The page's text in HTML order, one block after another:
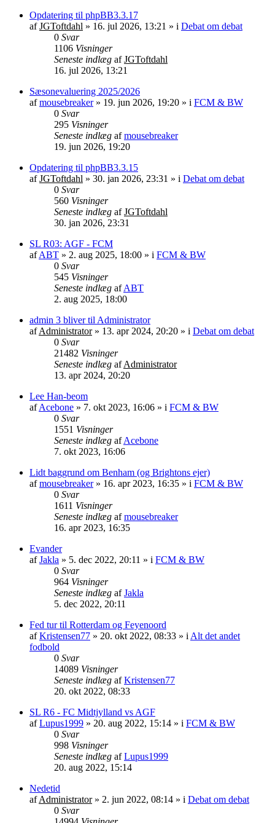
Opdatering til phpBB3.3.17
afJGToftdahl » 16. jul 2026, 13:21 » i Debat om debat
0 Svar
1106 Visninger
Seneste indlæg afJGToftdahl
16. jul 2026, 13:21
Sæsonevaluering 2025/2026
afmousebreaker» 19. jun 2026, 19:20 » i FCM & BW
0 Svar
295 Visninger
Seneste indlæg afmousebreaker
19. jun 2026, 19:20
Opdatering til phpBB3.3.15
afJGToftdahl » 30. jan 2026, 23:31 » i Debat om debat
0 Svar
560 Visninger
Seneste indlæg afJGToftdahl
30. jan 2026, 23:31
SL R03: AGF - FCM
afABT » 2. aug 2025, 18:00 » i FCM & BW
0 Svar
545 Visninger
Seneste indlæg afABT
2. aug 2025, 18:00
admin 3 bliver til Administrator
afAdministrator» 13. apr 2024, 20:20 » i Debat om debat
0 Svar
21482 Visninger
Seneste indlæg afAdministrator
13. apr 2024, 20:20
Lee Han-beom
afAcebone » 7. okt 2023, 16:06 » i FCM & BW
0 Svar
1551 Visninger
Seneste indlæg afAcebone
7. okt 2023, 16:06
Lidt baggrund om Benham (og Brightons ejer)
afmousebreaker» 16. apr 2023, 16:35 » i FCM & BW
0 Svar
1611 Visninger
Seneste indlæg afmousebreaker
16. apr 2023, 16:35
Evander
afJakla » 5. dec 2022, 20:11 » i FCM & BW
0 Svar
964 Visninger
Seneste indlæg afJakla
5. dec 2022, 20:11
Fed tur til Rotterdam og Feyenoord
afKristensen77 » 20. okt 2022, 08:33 » i Alt det andet
fodbold
0 Svar
14089 Visninger
Seneste indlæg afKristensen77
20. okt 2022, 08:33
SL R6 - FC Midtjylland vs AGF
afLupus1999 » 20. aug 2022, 15:14 » i FCM & BW
0 Svar
998 Visninger
Seneste indlæg afLupus1999
20. aug 2022, 15:14
Nedetid
afAdministrator» 2. jun 2022, 08:14 » i Debat om debat
0 Svar